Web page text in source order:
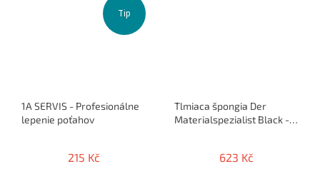
Tip
1A SERVIS - Profesionálne
lepenie poťahov
215 Kč
Tlmiaca špongia Der
Materialspezialist Black -
623 Kč